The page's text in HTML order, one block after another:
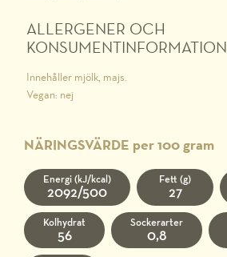
ALLERGENER OCH
KONSUMENTINFORMATION
Innehåller mjölk, majs.
Vegan: nej
NÄRINGSVÄRDE per 100 gram
Energi (kJ/kcal)
2092/500
Fett (g)
27
Kolhydrat
56
Sockerarter
0,8